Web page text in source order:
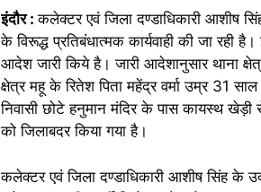
इंदौर :कलेक्टर एवं जिला दण्डाधिकारी आशीष
के विरूद्ध प्रतिबंधात्मक कार्यवाही की जा रही
आदेश जारी किये है। जारी आदेशानुसार थाना
क्षेत्र महू के रितेश पिता महेंद्र वर्मा उम्र 31
निवासी छोटे हनुमान मंदिर के पास कायस्थ खेड़ी
को जिलाबदर किया गया है।
कलेक्टर एवं जिला दण्डाधिकारी आशीष सिंह के